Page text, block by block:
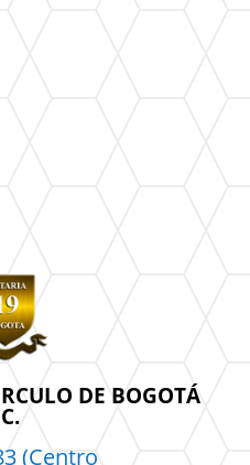
DE BOGOTÁ
(Centro